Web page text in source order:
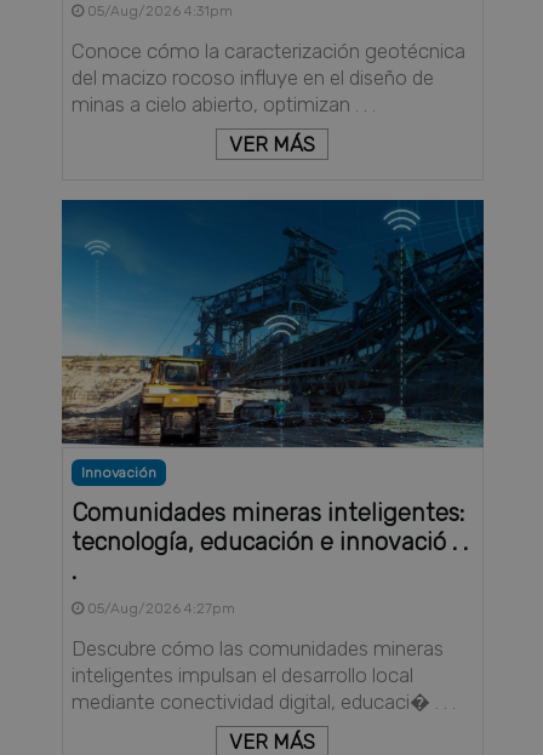
05/Aug/2026 4:31pm
Conoce cómo la caracterización geotécnica
del macizo rocoso influye en el diseño de
minas a cielo abierto, optimizan . . .
VER MÁS
Innovación
Comunidades mineras inteligentes:
tecnología, educación e innovació . .
.
05/Aug/2026 4:27pm
Descubre cómo las comunidades mineras
inteligentes impulsan el desarrollo local
mediante conectividad digital, educaci� . . .
VER MÁS